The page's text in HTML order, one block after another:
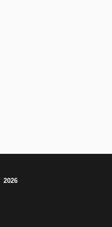
2026